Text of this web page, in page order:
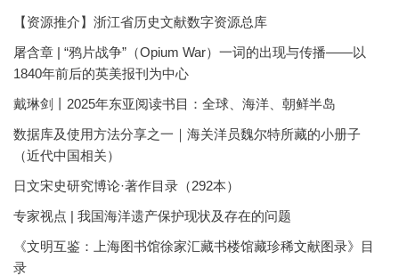
【资源推介】浙江省历史文献数字资源总库
屠含章 | “鸦片战争”（Opium War）一词的出现与传播——以
1840年前后的英美报刊为中心
戴琳剑丨2025年东亚阅读书目：全球、海洋、朝鲜半岛
数据库及使用方法分享之一｜海关洋员魏尔特所藏的小册子
（近代中国相关）
日文宋史研究博论·著作目录（292本）
专家视点 | 我国海洋遗产保护现状及存在的问题
《文明互鉴：上海图书馆徐家汇藏书楼馆藏珍稀文献图录》目
录